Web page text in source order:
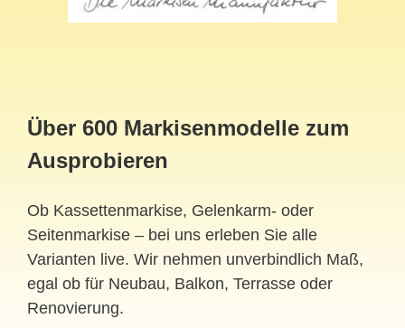
Über 600 Markisenmodelle zum
Ausprobieren
Ob Kassettenmarkise, Gelenkarm- oder
Seitenmarkise – bei uns erleben Sie alle
Varianten live. Wir nehmen unverbindlich Maß,
egal ob für Neubau, Balkon, Terrasse oder
Renovierung.